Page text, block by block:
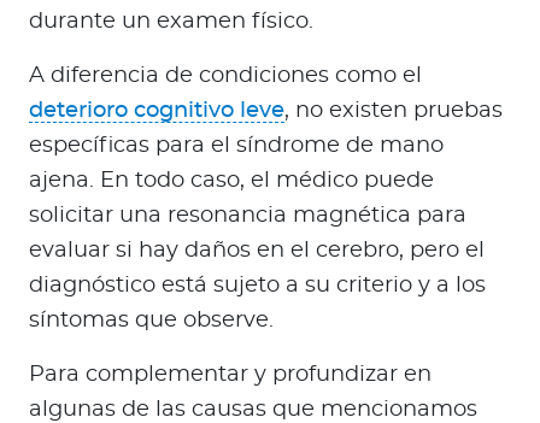
durante un examen físico.
A diferencia de condiciones como el
deterioro cognitivo leve, no existen pruebas
específicas para el síndrome de mano
ajena. En todo caso, el médico puede
solicitar una resonancia magnética para
evaluar si hay daños en el cerebro, pero el
diagnóstico está sujeto a su criterio y a los
síntomas que observe.
Para complementar y profundizar en
algunas de las causas que mencionamos